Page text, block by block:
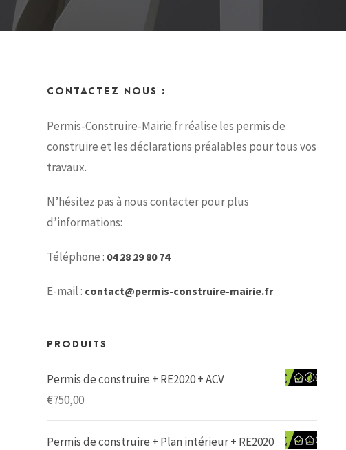
CONTACTEZ NOUS :
Permis-Construire-Mairie.fr réalise les permis de
construire et les déclarations préalables pour tous vos
travaux.
N’hésitez pas à nous contacter pour plus
d’informations:
Téléphone : 04 28 29 80 74
E-mail : contact@permis-construire-mairie.fr
PRODUITS
Permis de construire + RE2020 + ACV
€750,00
Permis de construire + Plan intérieur + RE2020